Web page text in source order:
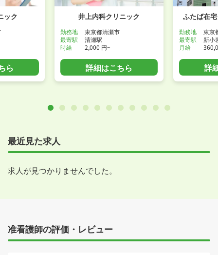
ック
ら
井上内科クリニック
勤務地
東京都清瀬市
最寄駅
清瀬駅
時給
2,000 円~
詳細はこちら
ふたば在
勤務地
東京
最寄駅
新小
月給
詳
最近見た求人
求人が見つかりませんでした。
准看護師の評価・レビュー